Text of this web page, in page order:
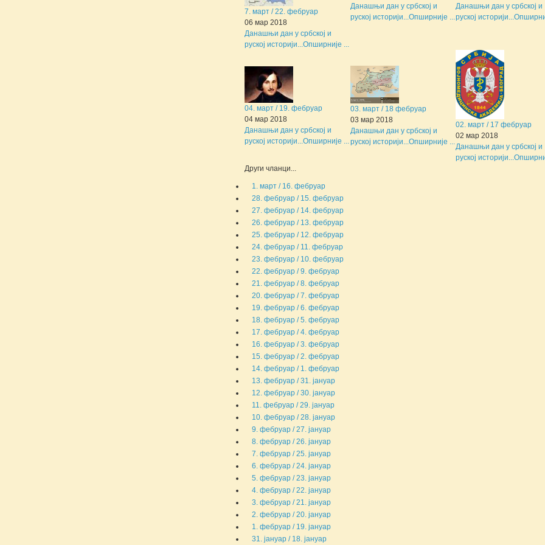
7. март / 22. фебруар
06 мар 2018
Данашњи дан у србској и
руској историји... Опширније ...
Данашњи дан у србској и
руској историји... Опширније ...
Данашњи дан у србској и
руској историји...
04. март / 19. фебруар
04 мар 2018
Данашњи дан у србској и
руској историји... Опширније ...
03. март / 18 фебруар
03 мар 2018
Данашњи дан у србској и
руској историји... Опширније ...
02. март / 17 фебруар
02 мар 2018
Данашњи дан у србској и
руској историји...
Други чланци...
1. март / 16. фебруар
28. фебруар / 15. фебруар
27. фебруар / 14. фебруар
26. фебруар / 13. фебруар
25. фебруар / 12. фебруар
24. фебруар / 11. фебруар
23. фебруар / 10. фебруар
22. фебруар / 9. фебруар
21. фебруар / 8. фебруар
20. фебруар / 7. фебруар
19. фебруар / 6. фебруар
18. фебруар / 5. фебруар
17. фебруар / 4. фебруар
16. фебруар / 3. фебруар
15. фебруар / 2. фебруар
14. фебруар / 1. фебруар
13. фебруар / 31. јануар
12. фебруар / 30. јануар
11. фебруар / 29. јануар
10. фебруар / 28. јануар
9. фебруар / 27. јануар
8. фебруар / 26. јануар
7. фебруар / 25. јануар
6. фебруар / 24. јануар
5. фебруар / 23. јануар
4. фебруар / 22. јануар
3. фебруар / 21. јануар
2. фебруар / 20. јануар
1. фебруар / 19. јануар
31. јануар / 18. јануар